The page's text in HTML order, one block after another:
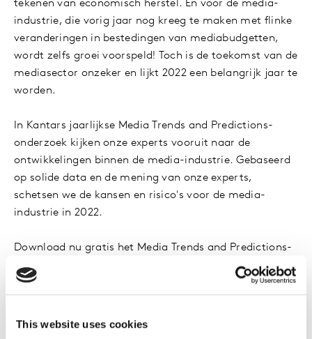
This website uses cookies
tekenen van economisch herstel. En voor de media-
industrie, die vorig jaar nog kreeg te maken met flinke
veranderingen in bestedingen van mediabudgetten,
wordt zelfs groei voorspeld! Toch is de toekomst van de
mediasector onzeker en lijkt 2022 een belangrijk jaar te
worden.
In Kantars jaarlijkse Media Trends and Predictions-
onderzoek kijken onze experts vooruit naar de
ontwikkelingen binnen de media-industrie. Gebaseerd
op solide data en de mening van onze experts,
schetsen we de kansen en risico's voor de media-
industrie in 2022.
Download nu gratis het Media Trends and Predictions-
rapport door het formulier in te vullen.
2022: